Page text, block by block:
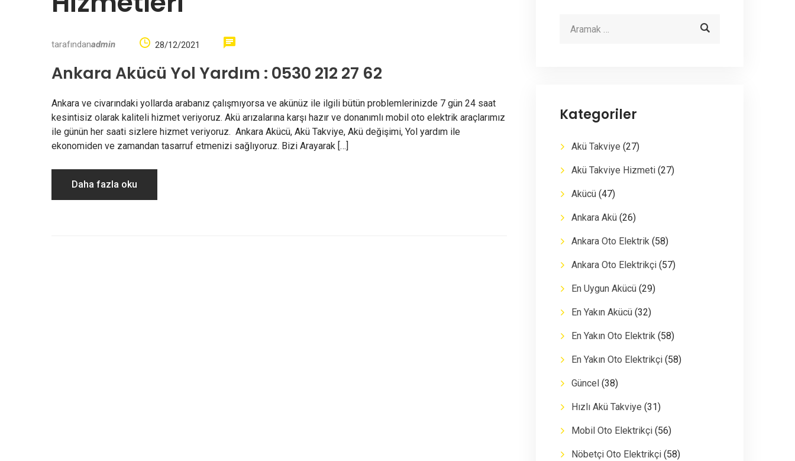
tarafındanadmin 28/12/2021
Ankara Akücü Yol Yardım : 0530 212 27 62
Ankara ve civarındaki yollarda arabanız çalışmıyorsa ve akünüz ile ilgili bütün problemlerinizde 7 gün 24 saat
kesintisiz olarak kaliteli hizmet veriyoruz. Akü arızalarına karşı hazır ve donanımlı mobil oto elektrik araçlarımız
ile günün her saati sizlere hizmet veriyoruz. Ankara Akücü, Akü Takviye, Akü değişimi, Yol yardım ile
ekonomiden ve zamandan tasarruf etmenizi sağlıyoruz. Bizi Arayarak […]
Daha fazla oku
Kategoriler
Akü Takviye (27)
Akü Takviye Hizmeti (27)
Akücü (47)
Ankara Akü (26)
Ankara Oto Elektrik (58)
Ankara Oto Elektrikçi (57)
En Uygun Akücü (29)
En Yakın Akücü (32)
En Yakın Oto Elektrik (58)
En Yakın Oto Elektrikçi (58)
Güncel (38)
Hızlı Akü Takviye (31)
Mobil Oto Elektrikçi (56)
Nöbetçi Oto Elektrikçi (58)